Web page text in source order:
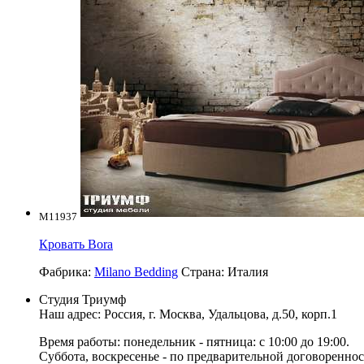
M11937
Кровать Bora
Фабрика: Milano Bedding Страна: Италия
Студия Триумф
Наш адрес: Россия, г. Москва, Удальцова, д.50, корп.1
Время работы: понедельник - пятница: с 10:00 до 19:00.
Суббота, воскресенье - по предварительной